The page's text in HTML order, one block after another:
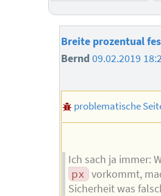
Breite prozentual
Bernd 09.02.2019
problematische
Ich sach ja immer:
px vorkommt,
Sicherheit was